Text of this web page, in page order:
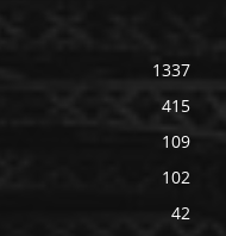
1337
415
109
102
42